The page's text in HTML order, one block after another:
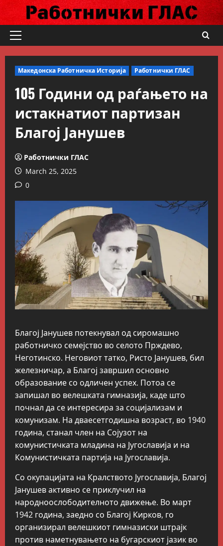
Skip
content
Primary
Македонска Работничка Историја Работнички ГЛАС
105 Години од раѓањето на
истакнатиот партизан
Благој Јанушев
Работнички ГЛАС
March 25, 2025
0
Благој Јанушев потекнувал од сиромашно
работничко семејство во селото Прждево,
Неготинско. Неговиот татко, Ристо Јанушев, бил
железничар, а Благој завршил основно
образование со одличен успех. Потоа се
запишал во велешката гимназија, каде што
почнал да се интересира за социјализам и
комунизам. На дваесетгодишна возраст, во 1940
година, станал член на Сојузот на
комунистичката младина на Југославија и на
Комунистичката партија на Југославија.
Со окупацијата на Кралството Југославија, Благој
Јанушев активно се приклучил на
народноослободителното движење. Во март
1942 година, заедно со Благој Кирков, го
организирал велешкиот гимназиски штрајк
против наметнувањето на бугарскиот јазик во